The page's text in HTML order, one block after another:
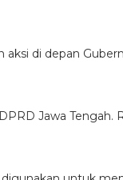
di depan
Jawa Tengah.